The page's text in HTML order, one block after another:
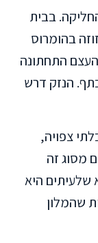
בבית
בהומרוס
התחתונה
הנזק דרש
צפויה,
מסוג זה
שלעיתים היא
שהמלון